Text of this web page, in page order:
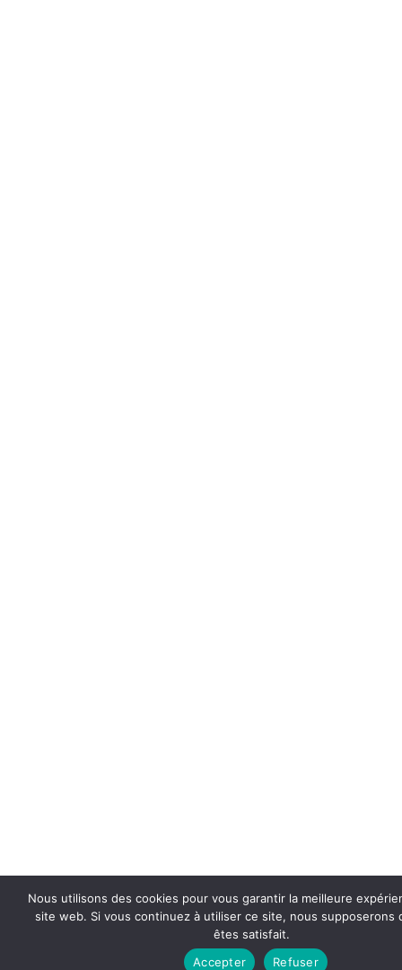
Nous utilisons des cookies pour vous garantir la meilleure
site web. Si vous continuez à utiliser ce site, nous supposerons
êtes satisfait.
Accepter
Refuser